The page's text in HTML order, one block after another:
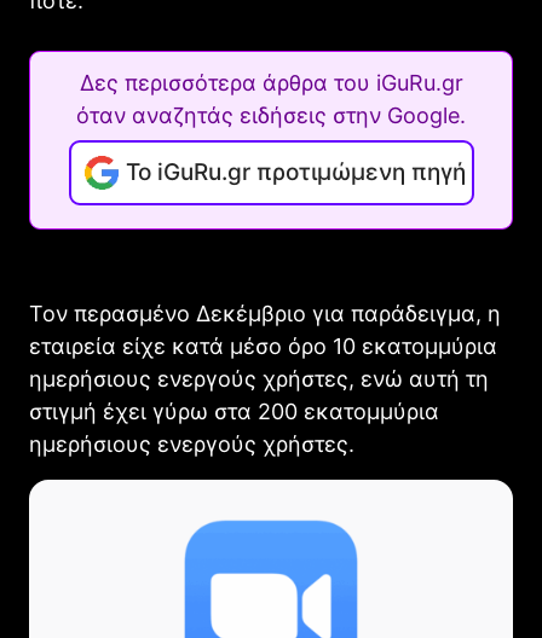
Δες περισσότερα άρθρα του iGuRu.gr
όταν αναζητάς ειδήσεις στην Google.
Το iGuRu.gr προτιμώμενη πηγή
Τον περασμένο Δεκέμβριο για παράδειγμα, η
εταιρεία είχε κατά μέσο όρο 10 εκατομμύρια
ημερήσιους ενεργούς χρήστες, ενώ αυτή τη
στιγμή έχει γύρω στα 200 εκατομμύρια
ημερήσιους ενεργούς χρήστες.